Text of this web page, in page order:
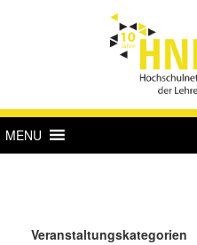
MENU
Veranstaltungskategorien